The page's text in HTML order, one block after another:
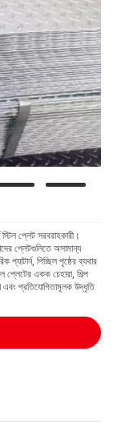
প্লেট সরবরাহকারী।
প্লেটগুলিতে অসামান্য
পিচ্ছিল পৃষ্ঠের ব্যথার
প্লেটের একক চেহারা, শিল্প
এবং প্রতিযোগিতামূলক উদ্ধৃতি